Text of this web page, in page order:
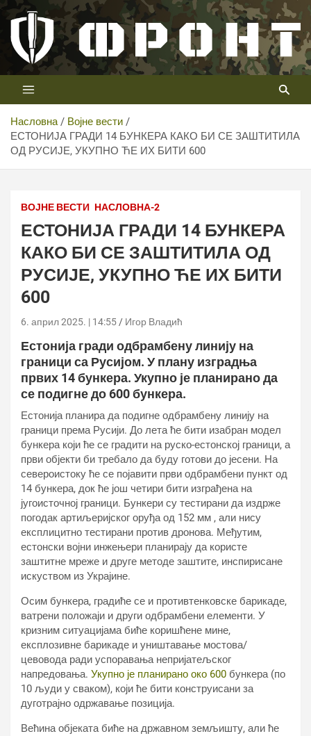
Скип
цонтент
Телевизија ФРОНТ
Први војни канал у Србији
Насловна
Војне вести
ЕСТОНИЈА ГРАДИ 14 БУНКЕРА КАКО БИ СЕ ЗАШТИТИЛА
ОД РУСИЈЕ, УКУПНО ЋЕ ИХ БИТИ 600
ВОЈНЕ ВЕСТИ НАСЛОВНА-2
ЕСТОНИЈА ГРАДИ 14 БУНКЕРА
КАКО БИ СЕ ЗАШТИТИЛА ОД
РУСИЈЕ, УКУПНО ЋЕ ИХ БИТИ
600
6. април 2025. | 14:55 Игор Владић
Естонија гради одбрамбену линију на
граници са Русијом. У плану изградња
првих 14 бункера. Укупно је планирано да
се подигне до 600 бункера.
Естонија планира да подигне одбрамбену линију на
граници према Русији. До лета ће бити изабран модел
бункера који ће се градити на руско-естонској граници, а
први објекти би требало да буду готови до јесени. На
североистоку ће се појавити први одбрамбени пункт од
14 бункера, док ће још четири бити изграђена на
југоисточној граници. Бункери су тестирани да издрже
погодак артиљеријског оруђа од 152 мм , али нису
експлицитно тестирани против дронова. Међутим,
естонски војни инжењери планирају да користе
заштитне мреже и друге методе заштите, инспирисане
искуством из Украјине.
Осим бункера, градиће се и противтенковске барикаде,
ватрени положаји и други одбрамбени елементи. У
кризним ситуацијама биће коришћене мине,
експлозивне барикаде и уништавање мостова/
цевовода ради успоравања непријатељског
напредовања. Укупно је планирано око 600 бункера (по
10 људи у сваком), који ће бити конструисани за
дуготрајно одржавање позиција.
Већина објеката биће на државном земљишту, али ће